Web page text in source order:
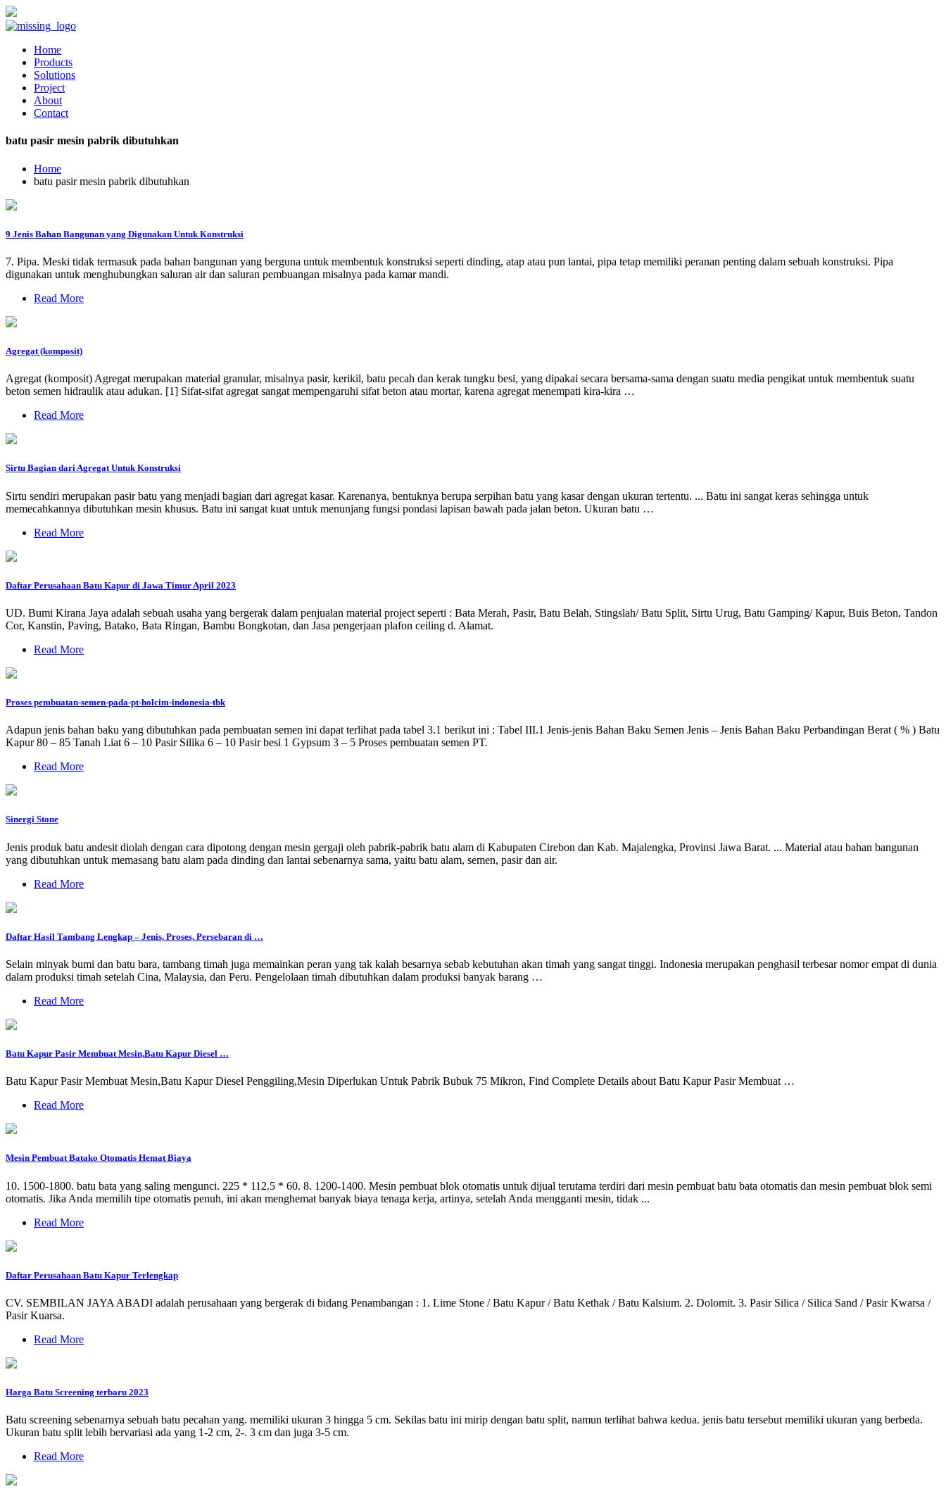
Home
Products
Solutions
Project
About
Contact
batu pasir mesin pabrik dibutuhkan
Home
batu pasir mesin pabrik dibutuhkan
9 Jenis Bahan Bangunan yang Digunakan Untuk Konstruksi
7. Pipa. Meski tidak termasuk pada bahan bangunan yang berguna untuk membentuk konstruksi seperti dinding, atap atau pun lantai, pipa tetap memiliki peranan penting dalam sebuah konstruksi. Pipa
digunakan untuk menghubungkan saluran air dan saluran pembuangan misalnya pada kamar mandi.
Read More
Agregat (komposit)
Agregat (komposit) Agregat merupakan material granular, misalnya pasir, kerikil, batu pecah dan kerak tungku besi, yang dipakai secara bersama-sama dengan suatu media pengikat untuk membentuk suatu
beton semen hidraulik atau adukan. [1] Sifat-sifat agregat sangat mempengaruhi sifat beton atau mortar, karena agregat menempati kira-kira …
Read More
Sirtu Bagian dari Agregat Untuk Konstruksi
Sirtu sendiri merupakan pasir batu yang menjadi bagian dari agregat kasar. Karenanya, bentuknya berupa serpihan batu yang kasar dengan ukuran tertentu. ... Batu ini sangat keras sehingga untuk
memecahkannya dibutuhkan mesin khusus. Batu ini sangat kuat untuk menunjang fungsi pondasi lapisan bawah pada jalan beton. Ukuran batu …
Read More
Daftar Perusahaan Batu Kapur di Jawa Timur April 2023
UD. Bumi Kirana Jaya adalah sebuah usaha yang bergerak dalam penjualan material project seperti : Bata Merah, Pasir, Batu Belah, Stingslah/ Batu Split, Sirtu Urug, Batu Gamping/ Kapur, Buis Beton, Tandon
Cor, Kanstin, Paving, Batako, Bata Ringan, Bambu Bongkotan, dan Jasa pengerjaan plafon ceiling d. Alamat.
Read More
Proses pembuatan-semen-pada-pt-holcim-indonesia-tbk
Adapun jenis bahan baku yang dibutuhkan pada pembuatan semen ini dapat terlihat pada tabel 3.1 berikut ini : Tabel III.1 Jenis-jenis Bahan Baku Semen Jenis – Jenis Bahan Baku Perbandingan Berat ( % ) Batu
Kapur 80 – 85 Tanah Liat 6 – 10 Pasir Silika 6 – 10 Pasir besi 1 Gypsum 3 – 5 Proses pembuatan semen PT.
Read More
Sinergi Stone
Jenis produk batu andesit diolah dengan cara dipotong dengan mesin gergaji oleh pabrik-pabrik batu alam di Kabupaten Cirebon dan Kab. Majalengka, Provinsi Jawa Barat. ... Material atau bahan bangunan
yang dibutuhkan untuk memasang batu alam pada dinding dan lantai sebenarnya sama, yaitu batu alam, semen, pasir dan air.
Read More
Daftar Hasil Tambang Lengkap – Jenis, Proses, Persebaran di …
Selain minyak bumi dan batu bara, tambang timah juga memainkan peran yang tak kalah besarnya sebab kebutuhan akan timah yang sangat tinggi. Indonesia merupakan penghasil terbesar nomor empat di dunia
dalam produksi timah setelah Cina, Malaysia, dan Peru. Pengelolaan timah dibutuhkan dalam produksi banyak barang …
Read More
Batu Kapur Pasir Membuat Mesin,Batu Kapur Diesel …
Batu Kapur Pasir Membuat Mesin,Batu Kapur Diesel Penggiling,Mesin Diperlukan Untuk Pabrik Bubuk 75 Mikron, Find Complete Details about Batu Kapur Pasir Membuat …
Read More
Mesin Pembuat Batako Otomatis Hemat Biaya
10. 1500-1800. batu bata yang saling mengunci. 225 * 112.5 * 60. 8. 1200-1400. Mesin pembuat blok otomatis untuk dijual terutama terdiri dari mesin pembuat batu bata otomatis dan mesin pembuat blok semi
otomatis. Jika Anda memilih tipe otomatis penuh, ini akan menghemat banyak biaya tenaga kerja, artinya, setelah Anda mengganti mesin, tidak ...
Read More
Daftar Perusahaan Batu Kapur Terlengkap
CV. SEMBILAN JAYA ABADI adalah perusahaan yang bergerak di bidang Penambangan : 1. Lime Stone / Batu Kapur / Batu Kethak / Batu Kalsium. 2. Dolomit. 3. Pasir Silica / Silica Sand / Pasir Kwarsa /
Pasir Kuarsa.
Read More
Harga Batu Screening terbaru 2023
Batu screening sebenarnya sebuah batu pecahan yang. memiliki ukuran 3 hingga 5 cm. Sekilas batu ini mirip dengan batu split, namun terlihat bahwa kedua. jenis batu tersebut memiliki ukuran yang berbeda.
Ukuran batu split lebih bervariasi ada yang 1-2 cm, 2-. 3 cm dan juga 3-5 cm.
Read More